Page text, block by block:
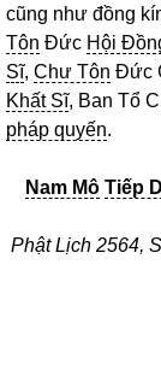
cũng như đồng
Tôn Đức Hội
Sĩ, Chư Tôn Đức
Khất Sĩ, Ban Tổ
pháp quyến.
Nam Mô Tiếp
Phật Lịch 2564,